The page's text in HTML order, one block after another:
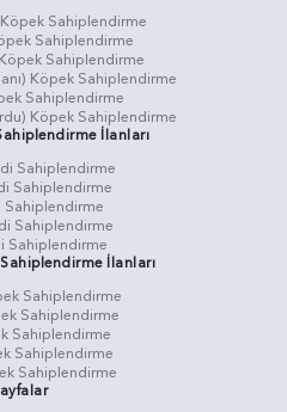
Sahiplendirme
Sahiplendirme
Sahiplendirme
Köpek Sahiplendirme
Sahiplendirme
Köpek Sahiplendirme
İlanları
Sahiplendirme
Sahiplendirme
Sahiplendirme
Sahiplendirme
Sahiplendirme
İlanları
Sahiplendirme
Sahiplendirme
Sahiplendirme
Sahiplendirme
Sahiplendirme